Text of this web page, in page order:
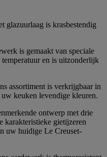
glazuurlaag is krasbestendig
is gemaakt van speciale
en is uitzonderlijk
assortiment is verkrijgbaar in
keuken levendige kleuren.
ontwerp met drie
karakteristieke gietijzeren
uw huidige Le Creuset-